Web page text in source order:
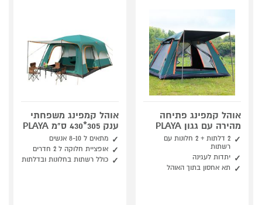
אוהל קמפינג פתיחה
מהירה עם גגון PLAYA
2 דלתות + 2 חלונות עם
רשתות
יתדות לעגינה
תא אחסון בתוך האוהל
אוהל קמפינג משפחתי
ענק 305*430 ס"מ PLAYA
מתאים ל 8-10 אנשים
אופציית חלוקה ל 2 חדרים
כולל רשתות בחלונות ובדלתות